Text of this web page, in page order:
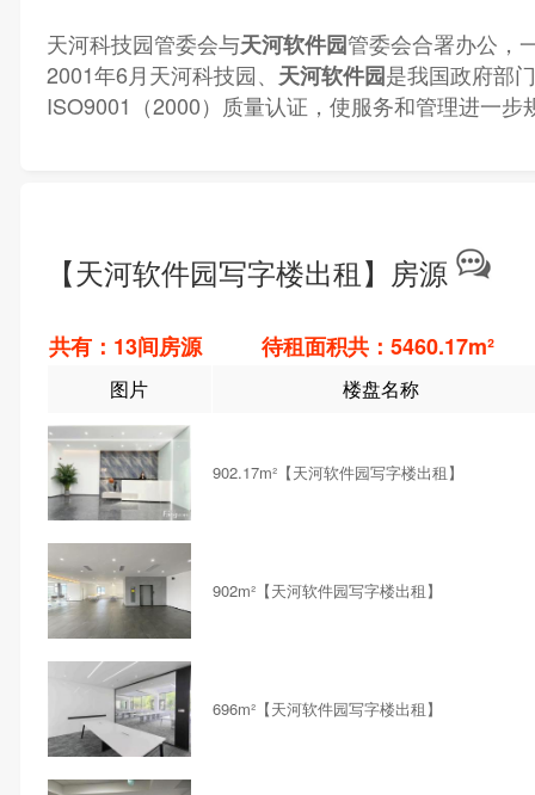
天河科技园管委会与天河软件园管委会合署办公，
2001年6月天河科技园、 天河软件园是我国政府部
ISO9001（2000）质量认证，使服务和管理进一步
【天河软件园写字楼出租】房源
共有：13间房源 待租面积共：5460.17m²
图片 楼盘名称
902.17m²【天河软件园写字楼出租】
902m²【天河软件园写字楼出租】
696m²【天河软件园写字楼出租】